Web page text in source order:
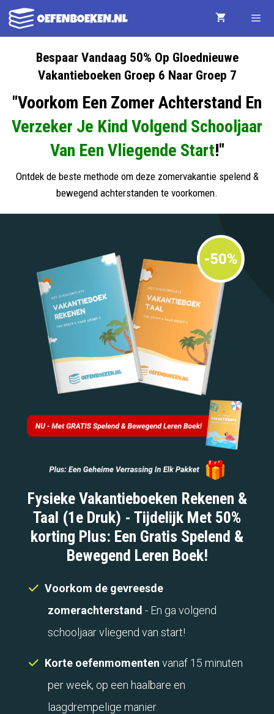
Ga
naar
Bespaar Vandaag 50% Op Gloednieuwe
Vakantieboeken Groep 6 Naar Groep 7
"Voorkom Een Zomer Achterstand En
Verzeker Je Kind Volgend Schooljaar
Van Een Vliegende Start!"
Ontdek de beste methode om deze zomervakantie spelend &
bewegend achterstanden te voorkomen.
Fysieke Vakantieboeken Rekenen &
Taal (1e Druk) - Tijdelijk Met 50%
korting Plus: Een Gratis Spelend &
Bewegend Leren Boek!
Voorkom de gevreesde
zomerachterstand - En ga volgend
schooljaar vliegend van start!
Korte oefenmomenten vanaf 15 minuten
per week, op een haalbare en
laagdrempelige manier.